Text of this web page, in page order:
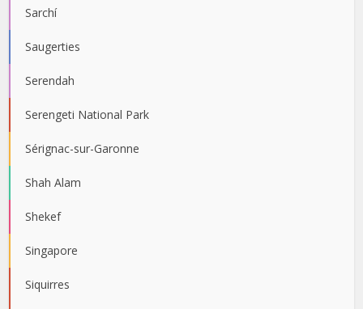
Sarchí
Saugerties
Serendah
Serengeti National Park
Sérignac-sur-Garonne
Shah Alam
Shekef
Singapore
Siquirres